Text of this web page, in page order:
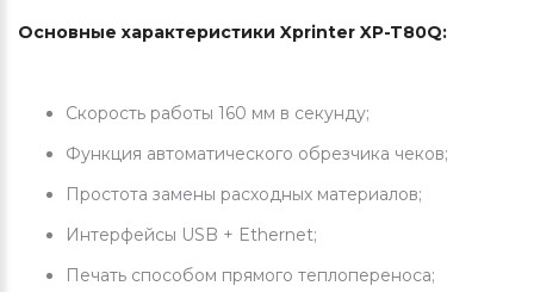
Основные характеристики Xprinter XP-T80Q:
Скорость работы 160 мм в секунду;
Функция автоматического обрезчика чеков;
Простота замены расходных материалов;
Интерфейсы USB + Ethernet;
Печать способом прямого теплопереноса;